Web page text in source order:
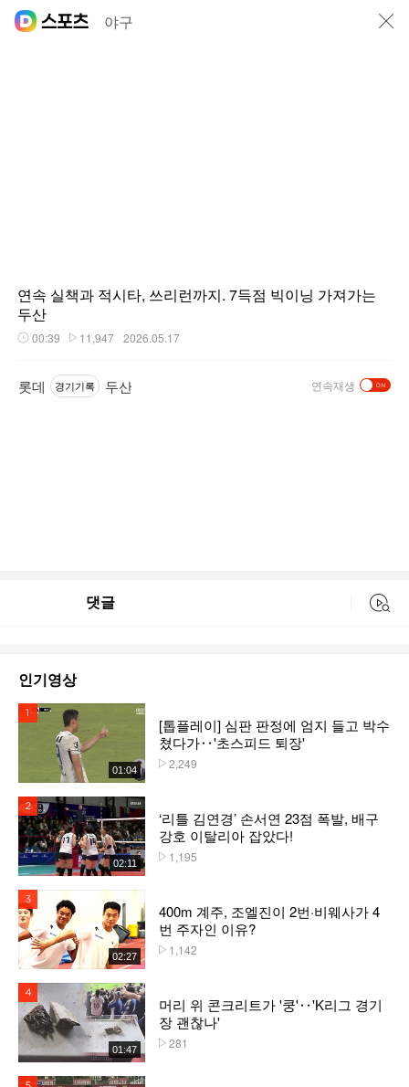
야구
연속 실책과 적시타, 쓰리런까지. 7득점 빅이닝 가져가는
두산
00:39 11,947 2026.05.17
롯데 경기기록 두산 연속재생
댓글
인기영상
01:04
[톱플레이] 심판 판정에 엄지 들고 박수
쳤다가‥'초스피드 퇴장'
2,249
02:11
‘리틀 김연경’ 손서연 23점 폭발, 배구
강호 이탈리아 잡았다!
1,195
02:27
400m 계주, 조엘진이 2번·비웨사가 4
번 주자인 이유?
1,142
01:47
머리 위 콘크리트가 '쿵'‥'K리그 경기
장 괜찮나'
281